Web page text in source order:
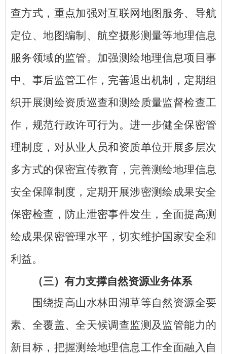
查方式，重点加强对互联网地图服务、导航
定位、地图编制、航空摄影测量等地理信息
服务领域的监管。加强测绘地理信息项目事
中、事后监管工作，完善退出机制，定期组
织开展测绘资质巡查和测绘质量监督检查工
作，规范行政许可行为。进一步健全保密管
理制度，对从业人员和资质单位开展多层次
多方式的保密宣传教育，完善测绘地理信息
安全保障制度，定期开展涉密测绘成果安全
保密检查，防止泄密事件发生，全面提高测
绘成果保密管理水平，切实维护国家安全和
利益。
（三）有力支撑自然资源业务体系
围绕提高山水林田湖草等自然资源全要
素、全覆盖、全天候调查监测及监管能力的
新目标，把握测绘地理信息工作全面融入自